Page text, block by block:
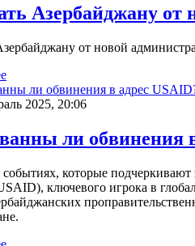
Азербайджану
от новой
2025, 20:06
ли обвинения
которые
ключевого игрока в